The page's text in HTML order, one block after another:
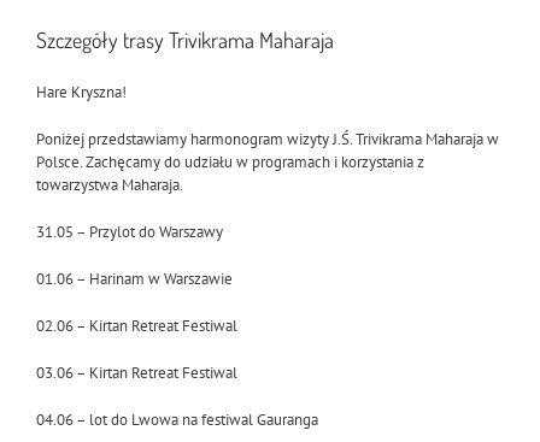
Szczegóły trasy Trivikrama Maharaja
Hare Kryszna!
Poniżej przedstawiamy harmonogram wizyty J.Ś. Trivikrama Maharaja w
Polsce. Zachęcamy do udziału w programach i korzystania z
towarzystwa Maharaja.
31.05 – Przylot do Warszawy
01.06 – Harinam w Warszawie
02.06 – Kirtan Retreat Festiwal
03.06 – Kirtan Retreat Festiwal
04.06 – lot do Lwowa na festiwal Gauranga